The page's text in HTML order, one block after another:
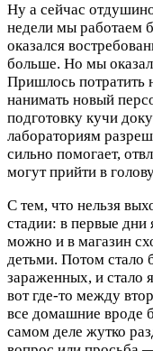
Ну а сейчас
недели мы работаем
оказался
больше. Но мы
Пришлось потратить
нанимать новый
подготовку кучи
лабораториям
сильно помогает,
могут прийти в
С тем, что нельзя
стадии: в первые дни
можно и в магазин
детьми. Потом стало
зараженных, и стало
вот где-то между
все домашние вроде
самом деле жутко